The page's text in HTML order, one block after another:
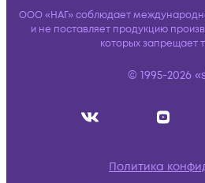
ООО «НАГ» соблюдает
и не поставляет продукцию
которых запрещает
© 1995-2026
Политика